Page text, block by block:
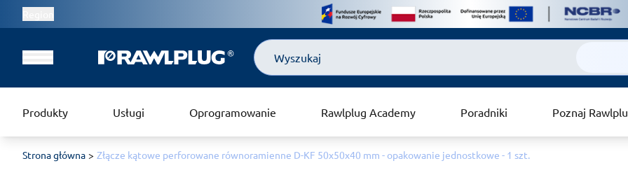
Szukaj
Produkty Usługi Oprogramowanie Rawlplug Academy Poradniki Poznaj
Strona główna Złącze kątowe perforowane równoramienne D-KF 50x50x40 mm - opakowanie jednostkowe - 1 szt.